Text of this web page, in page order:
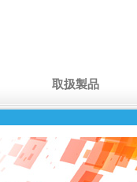
取扱製品